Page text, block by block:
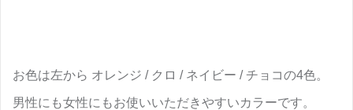
お色は左から オレンジ / クロ / ネイビー / チョコの4色。
男性にも女性にもお使いいただきやすいカラーです。